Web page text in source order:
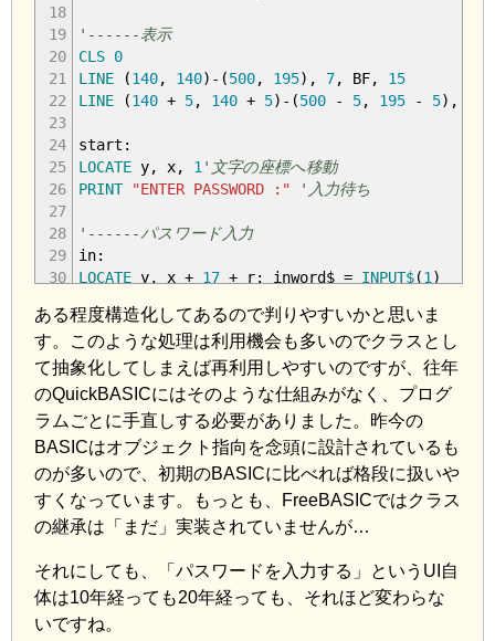
18
19
20
21
22
23
24
25
26
27
28
29
30
32
33
34
35
37
38
39
40
41
43
44
45
46
'------表示
CLS 0
LINE
(140, 140) - (500, 195) , 7, BF,
15
LINE
(140 + 5, 140 + 5) - (500 - 5, 195 - 5) ,
start:
LOCATE y, x, 1 '文字の座標へ移動
PRINT
"ENTER PASSWORD :" '入力待ち
'------パスワード入力
in:
LOCATE y, x + 17 + r: inword$ = INPUT$(1 )
IFinword$ = CHR$(8 ) THEN GOTO backspace
IFinword$= CHR$(13) THEN GOTOyorn'Enter を
IFr <= 22 THEN PRINT "*": r=r+ 1 '"*" を描
'------入力したパスワードを合成
word$= word$+inword$
'------パスワード入力に戻る
back:
inword$ =
""
'------バックスペース
backspace:
IFr
ある程度構造化してあるので判りやすいかと思いま
す。このような処理は利用機会も多いのでクラスとし
て抽象化してしまえば再利用しやすいのですが、往年
のQuickBASICにはそのような仕組みがなく、プログ
ラムごとに手直しする必要がありました。昨今の
BASICはオブジェクト指向を念頭に設計されているも
のが多いので、初期のBASICに比べれば格段に扱いや
すくなっています。もっとも、FreeBASICではクラス
の継承は「まだ」実装されていませんが…
それにしても、「パスワードを入力する」というUI自
体は10年経っても20年経っても、それほど変わらな
いですね。